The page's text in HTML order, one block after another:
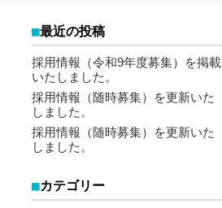
最近の投稿
採用情報（令和9年度募集）を掲載
いたしました。
採用情報（随時募集）を更新いた
しました。
採用情報（随時募集）を更新いた
しました。
カテゴリー